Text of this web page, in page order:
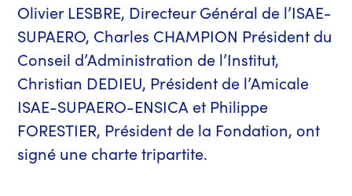
Olivier LESBRE, Directeur Général de l’ISAE-
SUPAERO, Charles CHAMPION Président du
Conseil d’Administration de l’Institut,
Christian DEDIEU, Président de l’Amicale
ISAE-SUPAERO-ENSICA et Philippe
FORESTIER, Président de la Fondation, ont
signé une charte tripartite.